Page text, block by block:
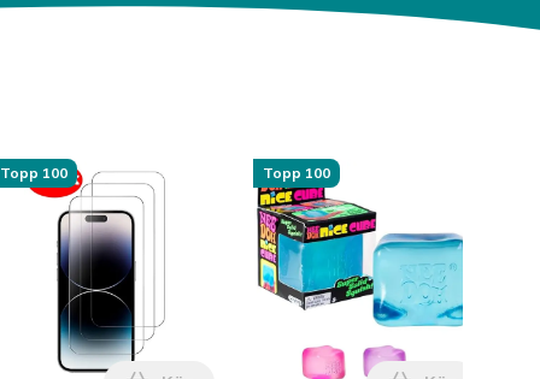
Topp 100 Topp 100